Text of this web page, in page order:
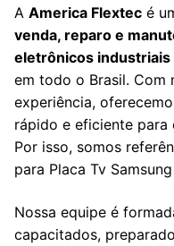
A America Flextec é
venda, reparo e
eletrônicos industriais
em todo o Brasil. Com
experiência,
rápido e eficiente para
Por isso, somos
para Placa Tv
Nossa equipe é
capacitados,